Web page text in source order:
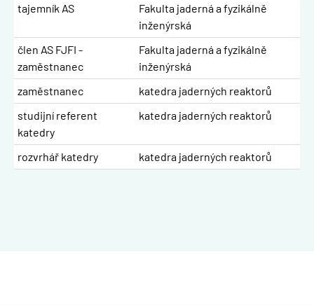
tajemník AS
Fakulta jaderná a fyzikálně
inženýrská
člen AS FJFI -
zaměstnanec
Fakulta jaderná a fyzikálně
inženýrská
zaměstnanec
katedra jaderných reaktorů
studijní referent
katedry
katedra jaderných reaktorů
rozvrhář katedry katedra jaderných reaktorů